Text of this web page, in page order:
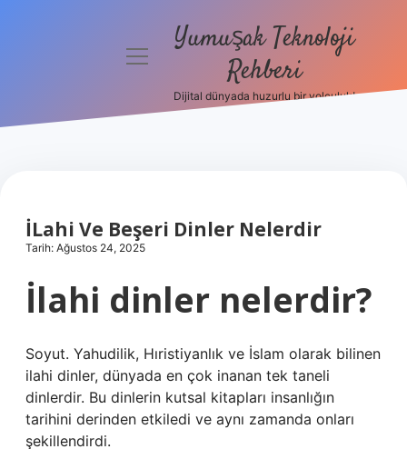
Hakkımızda
menüyüYumuşak Teknoloji
Rehberi
Dijital dünyada huzurlu bir yolculuk!
İLahi Ve Beşeri Dinler Nelerdir
Tarih: Ağustos 24, 2025
İlahi dinler nelerdir?
Soyut. Yahudilik, Hıristiyanlık ve İslam olarak bilinen
ilahi dinler, dünyada en çok inanan tek taneli
dinlerdir. Bu dinlerin kutsal kitapları insanlığın
tarihini derinden etkiledi ve aynı zamanda onları
şekillendirdi.